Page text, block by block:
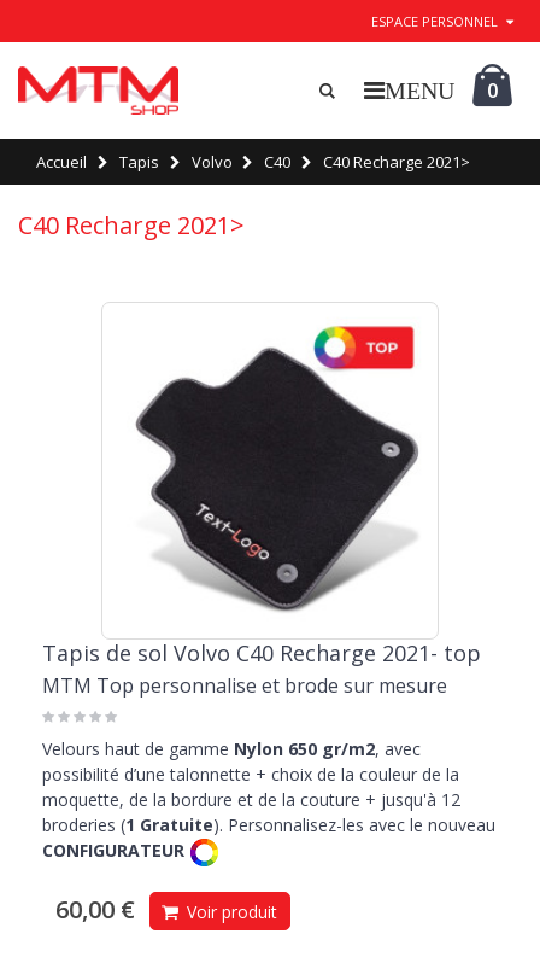
ESPACE PERSONNEL
0
Accueil Tapis Volvo C40 C40 Recharge 2021>
C40 Recharge 2021>
Tapis de sol Volvo C40 Recharge 2021- top
MTM Top personnalise et brode sur mesure
Velours haut de gamme Nylon 650 gr/m2, avec
possibilité d’une talonnette + choix de la couleur de la
moquette, de la bordure et de la couture + jusqu'à 12
broderies (1 Gratuite). Personnalisez-les avec le nouveau
CONFIGURATEUR
60,00 € Voir produit